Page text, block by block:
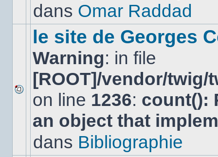
dans
sujet.
dans Omar Raddad
Aucun
nouveau
message
non-
dans
le site de Georges
Warning: in file
[ROOT]/vendor/
on line 1236: count():
an object that
dans Bibliographie